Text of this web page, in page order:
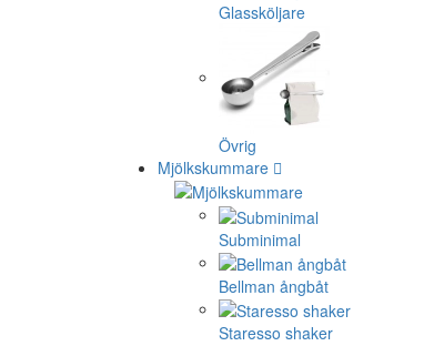
Glassköljare
Övrig
Mjölkskummare
Subminimal
Bellman ångbåt
Staresso shaker